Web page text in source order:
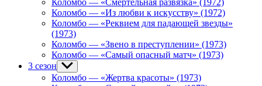
Коломбо — «Смертельная развязка» (1972)
Коломбо — «Из любви к искусству» (1972)
Коломбо — «Реквием для падающей звезды»
(1973)
Коломбо — «Звено в преступлении» (1973)
Коломбо — «Самый опасный матч» (1973)
3 сезон Show
sub
menu
Коломбо — «Жертва красоты» (1973)